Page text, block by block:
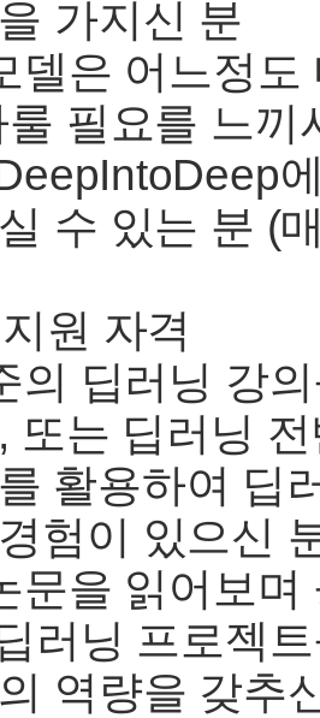
가지신 분
델은 어느정
필요를 느끼
수 있는 분 (
원 자격
의 딥러닝 강
또는 딥러닝
활용하여 딥
험이 있으신
문을 읽어보
러닝 프로젝
역량을 갖추